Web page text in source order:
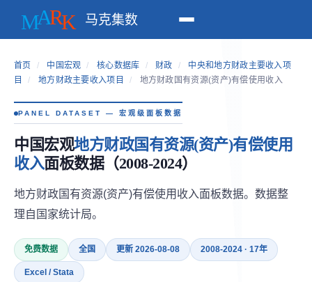
马克集数
首页 / 中国宏观 / 核心数据库 / 财政 /
中央和地方财政主要收入项
目
/ 地方财政主要收入项目 / 地方财政国有资源(资产)有偿使用收入
PANEL DATASET — 宏观级面板数据
中国宏观地方财政国有资源(资产)有偿使用
收入面板数据（2008-2024）
地方财政国有资源(资产)有偿使用收入面板数据。数据整
理自国家统计局。
免费数据 全国 更新 2026-08-08 2008-2024 · 17年
Excel / Stata